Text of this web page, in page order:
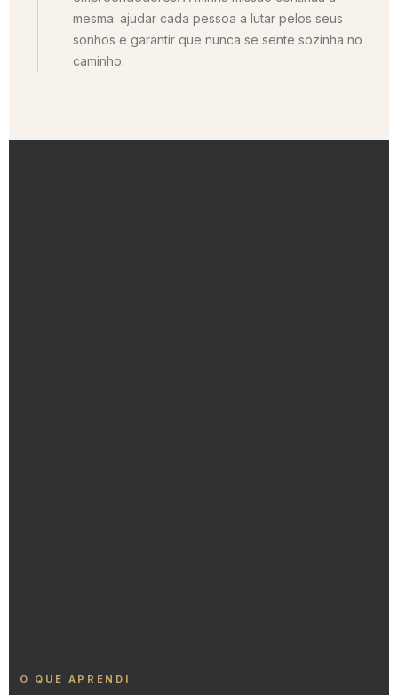
mesma: ajudar cada pessoa a lutar pelos seus
sonhos e garantir que nunca se sente sozinha no
caminho.
O QUE APRENDI